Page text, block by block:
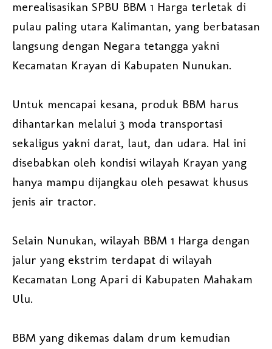
merealisasikan SPBU BBM 1 Harga terletak di
pulau paling utara Kalimantan, yang berbatasan
langsung dengan Negara tetangga yakni
Kecamatan Krayan di Kabupaten Nunukan.
Untuk mencapai kesana, produk BBM harus
dihantarkan melalui 3 moda transportasi
sekaligus yakni darat, laut, dan udara. Hal ini
disebabkan oleh kondisi wilayah Krayan yang
hanya mampu dijangkau oleh pesawat khusus
jenis air tractor.
Selain Nunukan, wilayah BBM 1 Harga dengan
jalur yang ekstrim terdapat di wilayah
Kecamatan Long Apari di Kabupaten Mahakam
Ulu.
BBM yang dikemas dalam drum kemudian